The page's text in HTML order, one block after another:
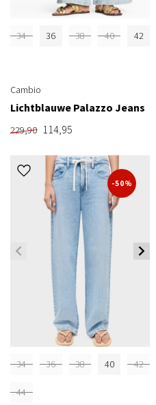
34 36 38 40 42
Cambio
Lichtblauwe Palazzo Jeans
229,90 114,95
-50%
34 36 38 40 42
44